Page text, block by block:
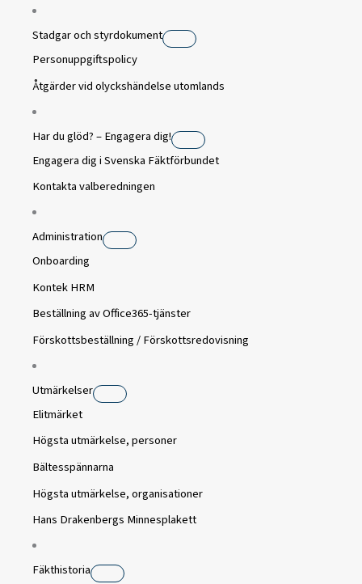
Stadgar och styrdokument
Personuppgiftspolicy
Åtgärder vid olyckshändelse utomlands
Har du glöd? – Engagera dig!
Engagera dig i Svenska Fäktförbundet
Kontakta valberedningen
Administration
Onboarding
Kontek HRM
Beställning av Office365-tjänster
Förskottsbeställning / Förskottsredovisning
Utmärkelser
Elitmärket
Högsta utmärkelse, personer
Bältesspännarna
Högsta utmärkelse, organisationer
Hans Drakenbergs Minnesplakett
Fäkthistoria